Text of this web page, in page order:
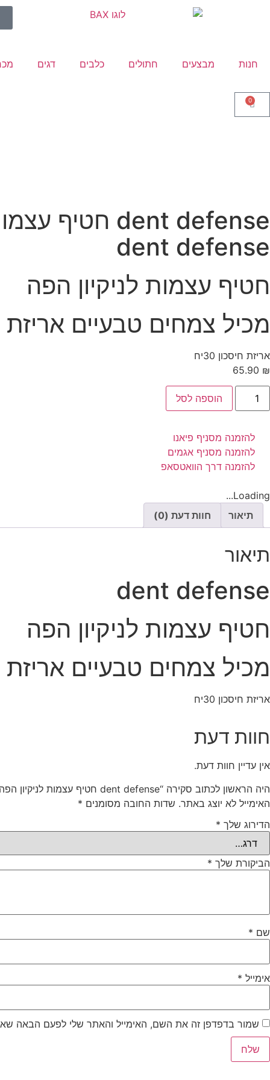
חנות מבצעים חתולים כלבים דגים
0
dent defense חטיף עצמות לניקיון הפה מכיל צמחים טבעיים אריזת חיסכון
dent defense
חטיף עצמות לניקיון הפה
מכיל צמחים טבעיים אריזת
אריזת חיסכון 30יח
65.90 ₪
הוספה לסל
להזמנה מסניף פיאנו
להזמנה מסניף אגמים
להזמנה דרך הוואטסאפ
Loading...
תיאור
חוות דעת (0)
תיאור
dent defense
חטיף עצמות לניקיון הפה
מכיל צמחים טבעיים אריזת
אריזת חיסכון 30יח
חוות דעת
אין עדיין חוות דעת.
היה הראשון לכתוב סקירה “dent defense חטיף עצמות לניקיון הפה מכיל צמחים טבעיים אריזת חיסכון”
האימייל לא יוצג באתר. שדות החובה מסומנים *
הדירוג שלך *
הביקורת שלך *
שם *
אימייל *
שמור בדפדפן זה את השם, האימייל והאתר שלי לפעם הבאה